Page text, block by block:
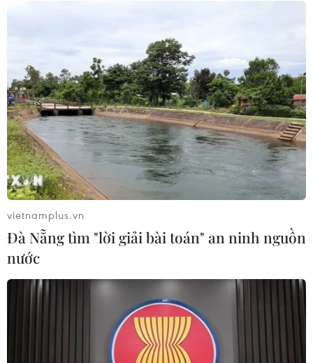
vietnamplus.vn
Đà Nẵng tìm "lời giải bài toán" an ninh nguồn
nước